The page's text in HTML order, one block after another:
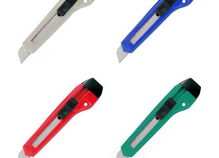
關於我們
防詐騙聲明